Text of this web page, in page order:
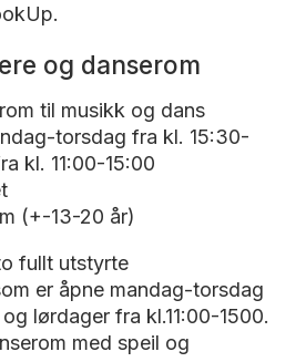
og danserom
til musikk og dans
torsdag fra kl. 15:30-
kl. 11:00-15:00
(+-13-20 år)
fullt utstyrte
er åpne mandag-torsdag
lørdager fra kl.11:00-1500.
med speil og